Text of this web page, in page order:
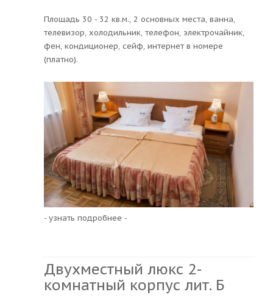
Площадь 30 - 32 кв.м., 2 основных места, ванна,
телевизор, холодильник, телефон, электрочайник,
фен, кондиционер, сейф, интернет в номере
(платно).
- узнать подробнее -
Двухместный люкс 2-
комнатный корпус лит. Б